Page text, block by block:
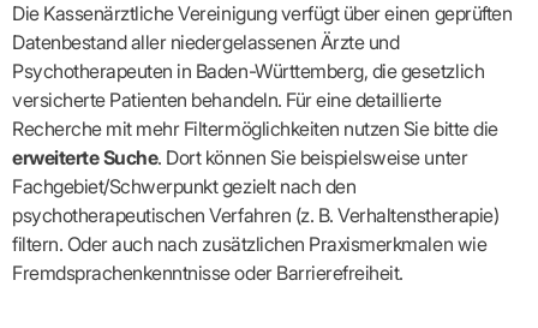
Die Kassenärztliche Vereinigung verfügt über einen geprüften
Datenbestand aller niedergelassenen Ärzte und
Psychotherapeuten in Baden-Württemberg, die gesetzlich
versicherte Patienten behandeln. Für eine detaillierte
Recherche mit mehr Filtermöglichkeiten nutzen Sie bitte die
erweiterte Suche. Dort können Sie beispielsweise unter
Fachgebiet/Schwerpunkt gezielt nach den
psychotherapeutischen Verfahren (z. B. Verhaltenstherapie)
filtern. Oder auch nach zusätzlichen Praxismerkmalen wie
Fremdsprachenkenntnisse oder Barrierefreiheit.